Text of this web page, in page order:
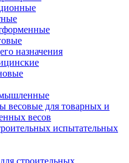
назначения
весовые для товарных и
весов
испытательных
строительных